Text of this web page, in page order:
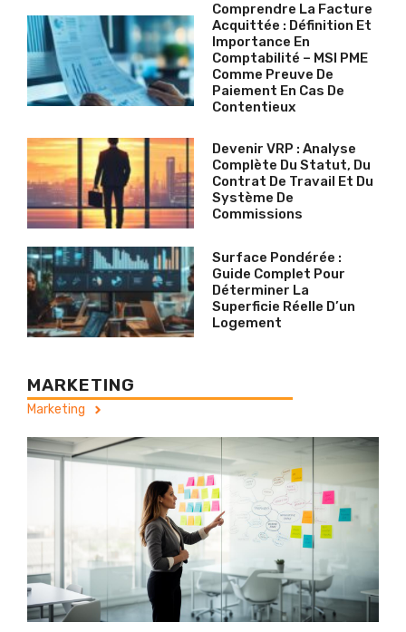
Comprendre La Facture
Acquittée : Définition Et
Importance En
Comptabilité – MSI PME
Comme Preuve De
Paiement En Cas De
Contentieux
Devenir VRP : Analyse
Complète Du Statut, Du
Contrat De Travail Et Du
Système De
Commissions
Surface Pondérée :
Guide Complet Pour
Déterminer La
Superficie Réelle D’un
Logement
MARKETING
Marketing